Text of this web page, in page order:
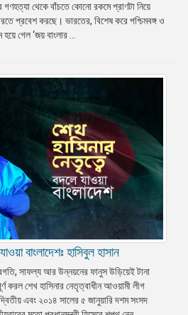
থেকে বাঁচতে কোনো রকমে প্রাণটা নিয়ে
প্রবেশ করছে। ভারতের, বিশেষ করে পশ্চিমবঙ্গ ও
গেল ‘জয় বাংলার ...
বাংলাদেশঃ হাসিবুল হাসান
সাফল্য আর উন্নয়নের ফানুস উড়িয়েই টানা
করল শেখ হাসিনার নেতৃত্বাধীন আওয়ামী লীগ
এবং ২০১৪ সালের ৫ জানুয়ারি দশম সংসদ